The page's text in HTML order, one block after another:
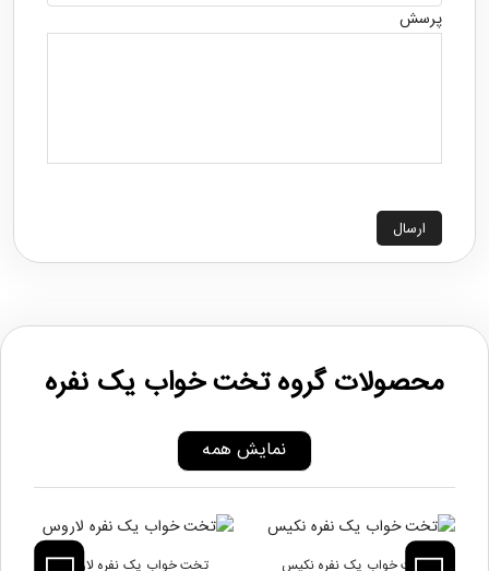
پرسش
ارسال
محصولات گروه تخت خواب یک نفره
نمایش همه
تخت خواب یک نفره نکیس تخت خواب یک نفره لاروس